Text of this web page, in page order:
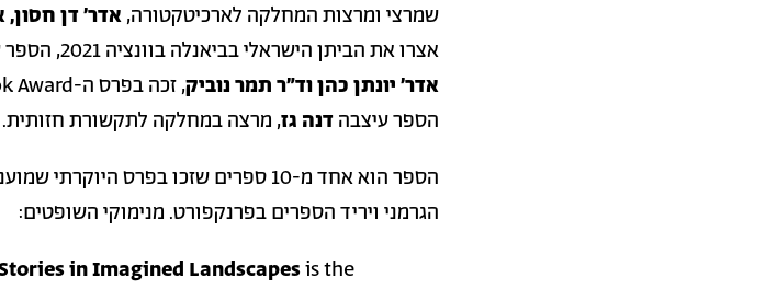
שמרצי ומרצות המחלקה לארכיטקטורה,אדר' דן חסון,
אצרו את הביתן הישראלי בביאנלה בוונציה 2021, הספר שערכו וכתבו מסגרתו יחד עם
אדר' יונתן כהן וד"ר תמר נוביק, זכה ב
הספר עיצבהדנה גז, מרצה במחלקה לתקשורת חזותית.
הספר הוא אחד מ-10 ספרים שזכו בפרס
הגרמני ויריד הספרים בפרנקפורט. מנימוקי השופטים:
in Imagined Landscapesis the